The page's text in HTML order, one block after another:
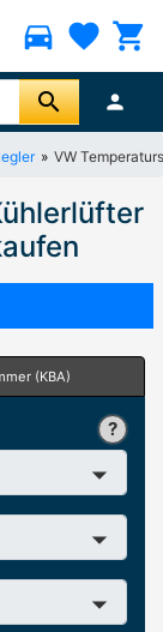
directions_car favorite shopping_cart
search person
VW
(KBA)